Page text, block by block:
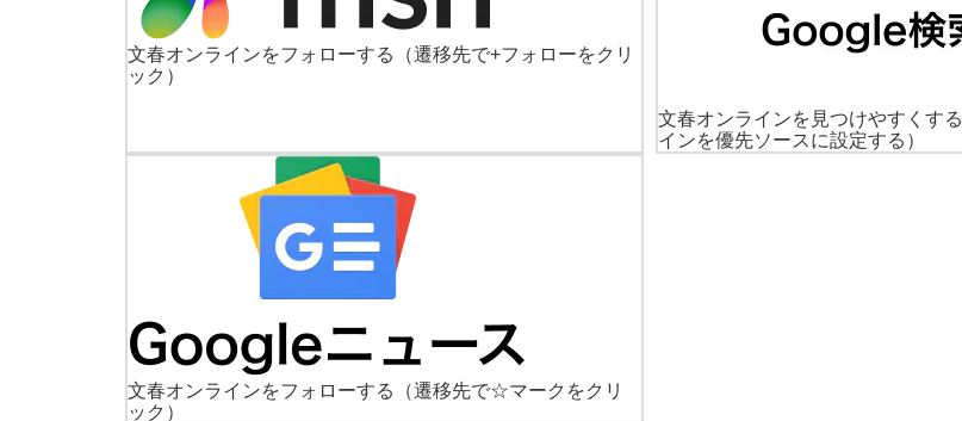
文春オンラインをフォローする
（遷移先で+フォローをクリ
ック）
文春オンラインを見つけやすくする
インを優先ソースに設定する）
文春オンラインをフォローする
（遷移先で☆マークをクリ
ック）